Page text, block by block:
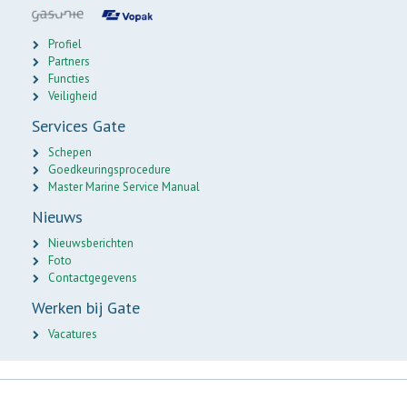
Profiel
Partners
Functies
Veiligheid
Services Gate
Schepen
Goedkeuringsprocedure
Master Marine Service Manual
Nieuws
Nieuwsberichten
Foto
Contactgegevens
Werken bij Gate
Vacatures